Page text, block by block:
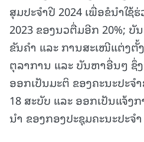
ສຸມປະຈໍາປີ 2024 ເພື່ອຂໍນໍາໃຊ້
2023 ຂອງນວຕື່ມອີກ 20%;
ຂັນຄໍາ ແລະ ການສະເໜີແຕ່ງຕັ້
ຕຸລາການ ແລະ ບັນຫາອື່ນໆ ຊຶ່ງ
ອອກເປັນມະຕິ ຂອງຄະນະປະຈ
18 ສະບັບ ແລະ ອອກເປັນແຈ້
ນໍາ ຂອງກອງປະຊຸມຄະນະປະຈໍ